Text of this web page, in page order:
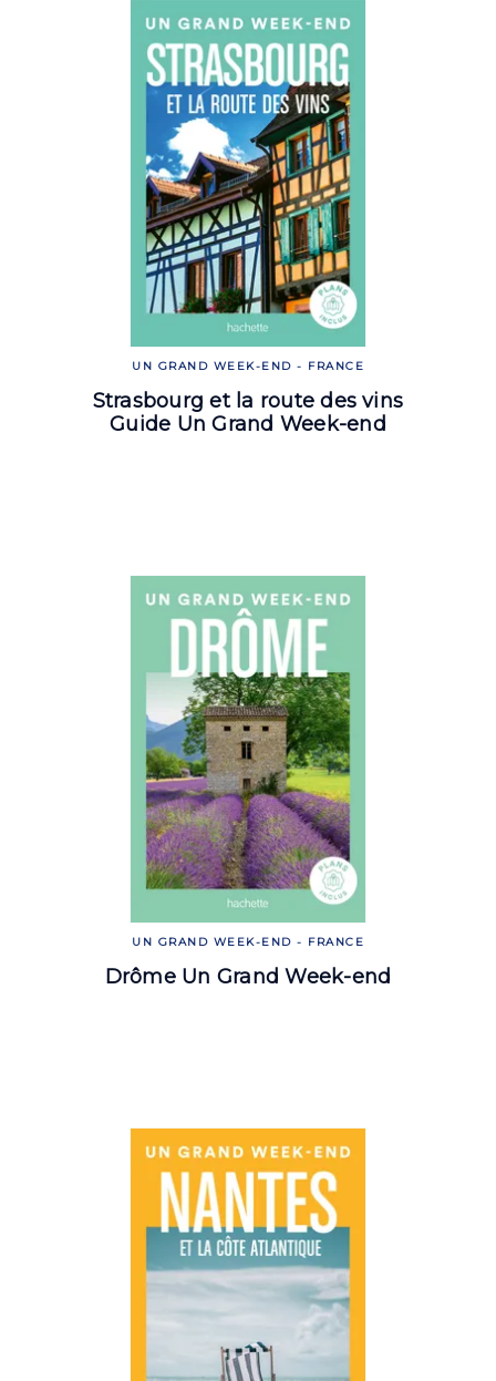
UN GRAND WEEK-END - FRANCE
Strasbourg et la route des vins
Guide Un Grand Week-end
UN GRAND WEEK-END - FRANCE
Drôme Un Grand Week-end